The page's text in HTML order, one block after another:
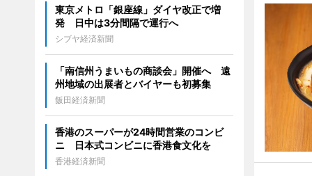
東京メトロ「銀座線」ダイヤ改正で増
発 日中は3分間隔で運行へ
シブヤ経済新聞
「南信州うまいもの商談会」開催へ 遠
州地域の出展者とバイヤーも初募集
飯田経済新聞
香港のスーパーが24時間営業のコンビ
ニ 日本式コンビニに香港食文化を
香港経済新聞